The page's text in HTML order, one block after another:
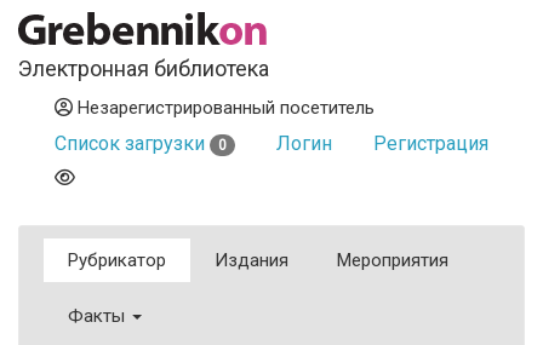
Электронная библиотека
Незарегистрированный посетитель
Список загрузки 0 Логин Регистрация
Рубрикатор Издания Мероприятия
Факты